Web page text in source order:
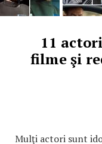
11
filme şi
Mulţi actori sunt